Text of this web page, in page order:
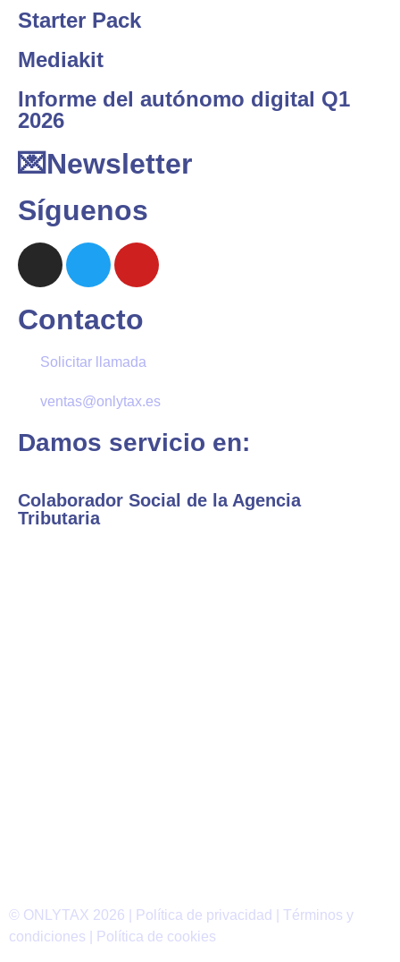
Starter Pack
Mediakit
Informe del autónomo digital Q1
2026
💌Newsletter
Síguenos
Contacto
Solicitar llamada
ventas@onlytax.es
Damos servicio en:
Colaborador Social de la Agencia
Tributaria
© ONLYTAX 2026 | Política de privacidad
Términos y
condiciones
Política de cookies